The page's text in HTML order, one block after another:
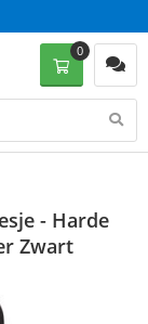
0
- Harde
Zwart